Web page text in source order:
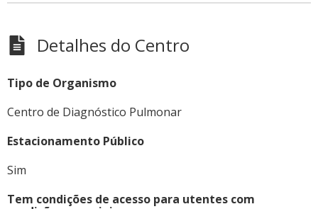
Detalhes do Centro
Tipo de Organismo
Centro de Diagnóstico Pulmonar
Estacionamento Público
Sim
Tem condições de acesso para utentes com